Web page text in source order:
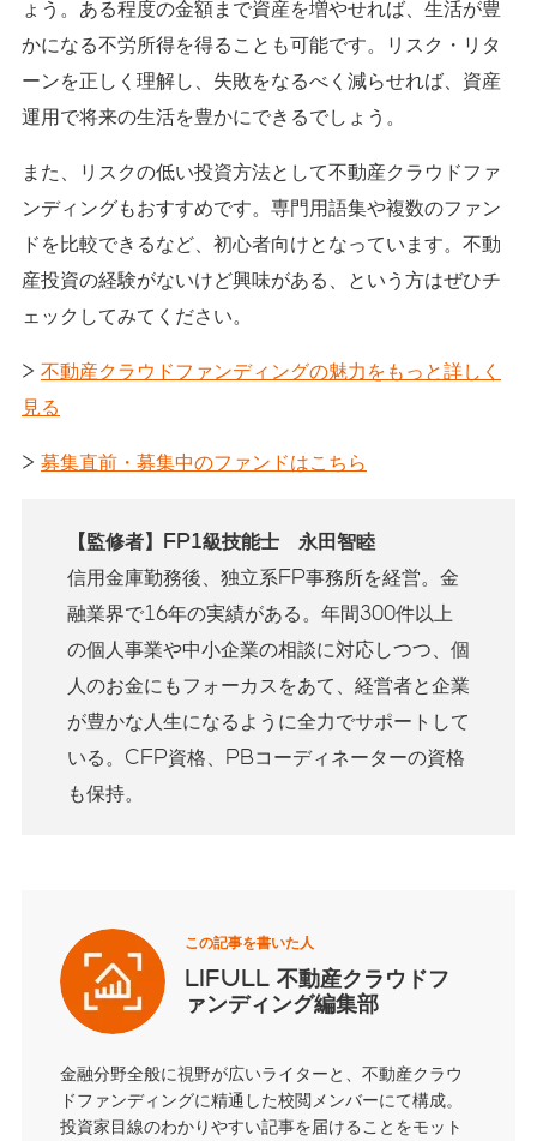
ょう。ある程度の金額まで資産を増やせれば、生活が豊
かになる不労所得を得ることも可能です。リスク・リタ
ーンを正しく理解し、失敗をなるべく減らせれば、資産
運用で将来の生活を豊かにできるでしょう。
また、リスクの低い投資方法として不動産クラウドファ
ンディングもおすすめです。専門用語集や複数のファン
ドを比較できるなど、初心者向けとなっています。不動
産投資の経験がないけど興味がある、という方はぜひチ
ェックしてみてください。
> 不動産クラウドファンディングの魅力をもっと詳しく
見る
> 募集直前・募集中のファンドはこちら
【監修者】FP1級技能士 永田智睦
信用金庫勤務後、独立系FP事務所を経営。金
融業界で16年の実績がある。年間300件以上
の個人事業や中小企業の相談に対応しつつ、個
人のお金にもフォーカスをあて、経営者と企業
が豊かな人生になるように全力でサポートして
いる。CFP資格、PBコーディネーターの資格
も保持。
この記事を書いた人
LIFULL 不動産クラウドフ
ァンディング編集部
金融分野全般に視野が広いライターと、不動産クラウ
ドファンディングに精通した校閲メンバーにて構成。
投資家目線のわかりやすい記事を届けることをモット